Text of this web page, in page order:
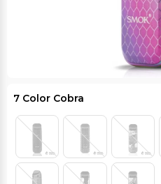
7 Color Cobra